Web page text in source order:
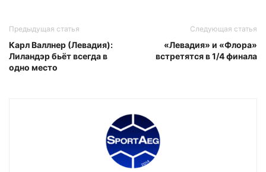
Предыдущая статья
Карл Валлнер (Левадия):
Лиландэр бьёт всегда в
одно место
Следующая статья
«Левадия» и «Флора»
встретятся в 1/4 финала